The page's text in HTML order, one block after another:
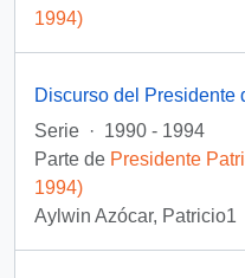
1994)
Discurso del Presidente
Serie · 1990 - 1994
Parte de Presidente
1994)
Aylwin Azócar, Patricio1